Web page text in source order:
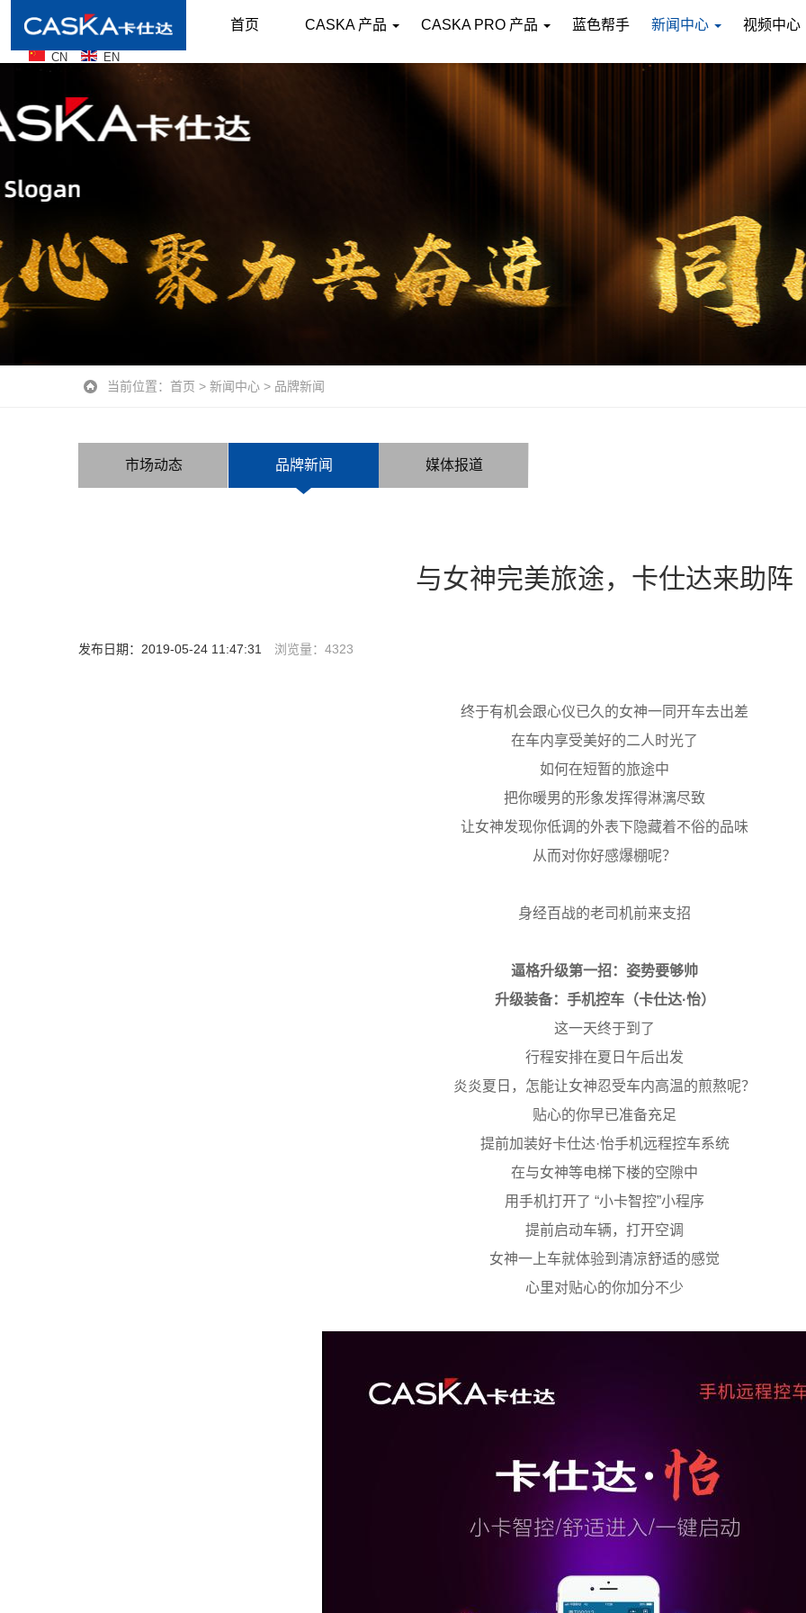
首页 CASKA 产品 CASKA PRO 产品 蓝色帮手 新闻中心 视频中心
CN EN
当前位置： 首页 > 新闻中心 > 品牌新闻
市场动态 品牌新闻 媒体报道
与女神完美旅途，卡仕达来助阵
发布日期：2019-05-24 11:47:31 浏览量： 4323
终于有机会跟心仪已久的女神一同开车去出差
在车内享受美好的二人时光了
如何在短暂的旅途中
把你暖男的形象发挥得淋漓尽致
让女神发现你低调的外表下隐藏着不俗的品味
从而对你好感爆棚呢？
身经百战的老司机前来支招
逼格升级第一招：姿势要够帅
升级装备：手机控车（卡仕达·怡）
这一天终于到了
行程安排在夏日午后出发
炎炎夏日，怎能让女神忍受车内高温的煎熬呢？
贴心的你早已准备充足
提前加装好卡仕达·怡手机远程控车系统
在与女神等电梯下楼的空隙中
用手机打开了 “小卡智控”小程序
提前启动车辆，打开空调
女神一上车就体验到清凉舒适的感觉
心里对贴心的你加分不少